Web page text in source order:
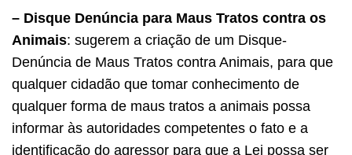
– Disque Denúncia para Maus Tratos contra os
Animais: sugerem a criação de um Disque-
Denúncia de Maus Tratos contra Animais, para que
qualquer cidadão que tomar conhecimento de
qualquer forma de maus tratos a animais possa
informar às autoridades competentes o fato e a
identificação do agressor para que a Lei possa ser